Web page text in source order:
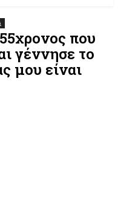
που
γέννησε το
μου είναι